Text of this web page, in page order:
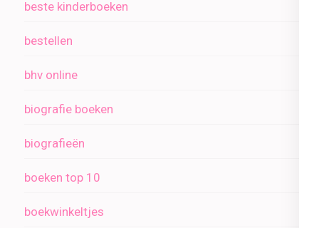
beste kinderboeken
bestellen
bhv online
biografie boeken
biografieën
boeken top 10
boekwinkeltjes